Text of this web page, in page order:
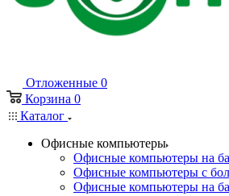
Отложенные 0
Корзина 0
Каталог
Офисные компьютеры
Офисные компьютеры на
Офисные компьютеры с
Офисные компьютеры на